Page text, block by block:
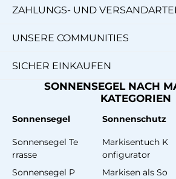
ZAHLUNGS- UND
UNSERE COMMUNITIES
SICHER EINKAUFEN
SONNENSEGEL NACH
KATEGORIEN
Sonnensegel
Sonnensegel Te
rrasse
Sonnensegel P
Sonnenschutz
Markisentuch K
onfigurator
Markisen als So